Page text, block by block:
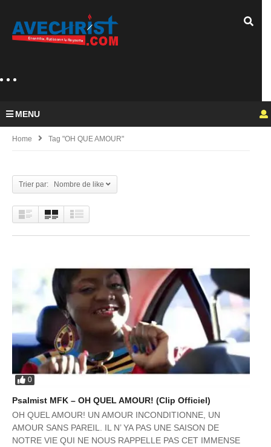
MENU
Home Tag "OH QUE AMOUR"
Trier par: Nombre de like
0
Psalmist MFK – OH QUEL AMOUR! (Clip Officiel)
OH QUEL AMOUR! UN AMOUR INCONDITIONNE, UN
AMOUR SANS PAREIL. IL N’ YA PAS UNE SAISON DE
NOTRE VIE QUI NE NOUS RAPPELLE PAS CET IMMENSE